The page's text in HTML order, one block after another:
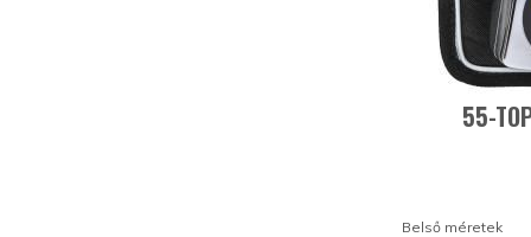
55-
Belső méretek